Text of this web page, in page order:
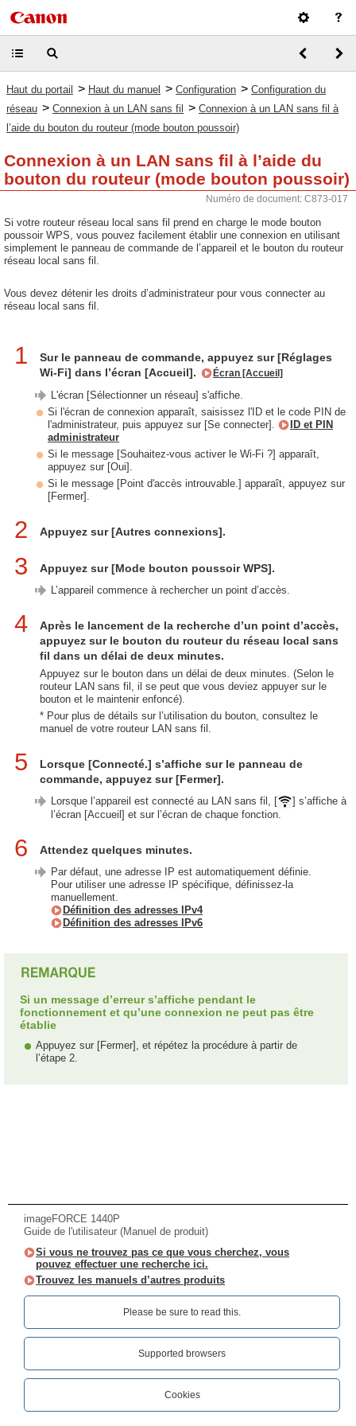
Haut du portail > Haut du manuel > Configuration > Configuration du
réseau > Connexion à un LAN sans fil > Connexion à un LAN sans fil à
l’aide du bouton du routeur (mode bouton poussoir)
Connexion à un LAN sans fil à l’aide du
bouton du routeur (mode bouton poussoir)
Numéro de document: C873-017
Si votre routeur réseau local sans fil prend en charge le mode bouton
poussoir WPS, vous pouvez facilement établir une connexion en utilisant
simplement le panneau de commande de l’appareil et le bouton du routeur
réseau local sans fil.
Vous devez détenir les droits d’administrateur pour vous connecter au
réseau local sans fil.
1
Sur le panneau de commande, appuyez sur [Réglages
Wi-Fi] dans l’écran [Accueil].
Écran [Accueil]
L'écran [Sélectionner un réseau] s'affiche.
Si l'écran de connexion apparaît, saisissez l'ID et le code PIN de
l'administrateur, puis appuyez sur [Se connecter].
ID et PIN
administrateur
Si le message [Souhaitez-vous activer le Wi-Fi ?] apparaît,
appuyez sur [Oui].
Si le message [Point d'accès introuvable.] apparaît, appuyez sur
[Fermer].
2 Appuyez sur [Autres connexions].
3 Appuyez sur [Mode bouton poussoir WPS].
L’appareil commence à rechercher un point d’accès.
4
Après le lancement de la recherche d’un point d’accès,
appuyez sur le bouton du routeur du réseau local sans
fil dans un délai de deux minutes.
Appuyez sur le bouton dans un délai de deux minutes. (Selon le
routeur LAN sans fil, il se peut que vous deviez appuyer sur le
bouton et le maintenir enfoncé).
* Pour plus de détails sur l’utilisation du bouton, consultez le
manuel de votre routeur LAN sans fil.
5
Lorsque [Connecté.] s’affiche sur le panneau de
commande, appuyez sur [Fermer].
Lorsque l’appareil est connecté au LAN sans fil, [
] s’affiche à
l’écran [Accueil] et sur l’écran de chaque fonction.
6 Attendez quelques minutes.
Par défaut, une adresse IP est automatiquement définie.
Pour utiliser une adresse IP spécifique, définissez-la
manuellement.
Définition des adresses IPv4
Définition des adresses IPv6
Si un message d’erreur s’affiche pendant le
fonctionnement et qu’une connexion ne peut pas être
établie
Appuyez sur [Fermer], et répétez la procédure à partir de
l’étape 2.
imageFORCE 1440P
Guide de l'utilisateur (Manuel de produit)
Si vous ne trouvez pas ce que vous cherchez, vous
pouvez effectuer une recherche ici.
Trouvez les manuels d’autres produits
Please be sure to read this.‎
Supported browsers
Cookies